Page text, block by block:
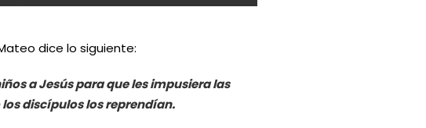
dice lo siguiente:
a Jesús para que les impusiera las
discípulos los reprendían.